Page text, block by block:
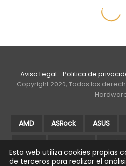
Aviso Legal - Politica de
Copyright 2020, Todos los
AMD ASRock ASUS
DDR4
Gigabyte Guía
Mejores
MSI NVIDIA
Esta web utiliza cookies propias
de terceros para realizar el